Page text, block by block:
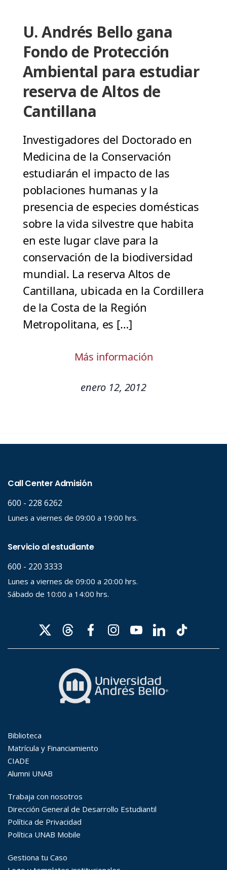
U. Andrés Bello gana
Fondo de Protección
Ambiental para estudiar
reserva de Altos de
Cantillana
Investigadores del Doctorado en
Medicina de la Conservación
estudiarán el impacto de las
poblaciones humanas y la
presencia de especies domésticas
sobre la vida silvestre que habita
en este lugar clave para la
conservación de la biodiversidad
mundial. La reserva Altos de
Cantillana, ubicada en la Cordillera
de la Costa de la Región
Metropolitana, es […]
Más información
enero 12, 2012